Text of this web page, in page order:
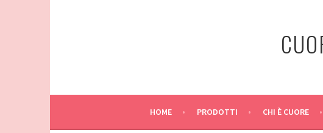
HOME PRODOTTI CHI È CUORE